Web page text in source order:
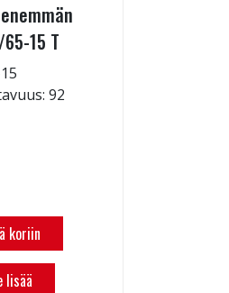
15 T
92
koriin
lisää